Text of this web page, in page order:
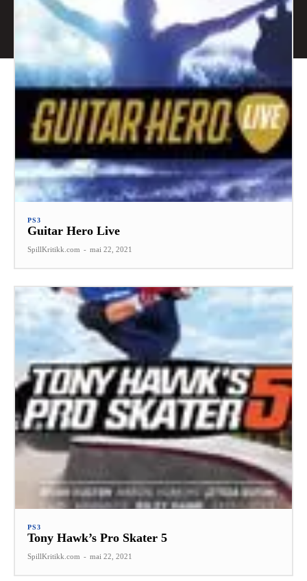
PS3
Guitar Hero Live
SpillKritikk.com - mai 22, 2021
PS3
Tony Hawk’s Pro Skater 5
SpillKritikk.com - mai 22, 2021